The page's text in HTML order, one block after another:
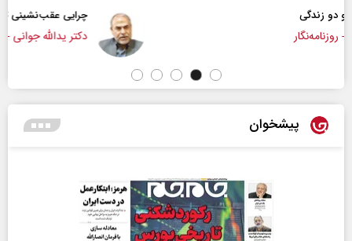
چرایی عقب‌نشینی ترامپ؟
دکتر یدالله جوانی - تحلیلگر مسائل سیاسی
پیشخوان